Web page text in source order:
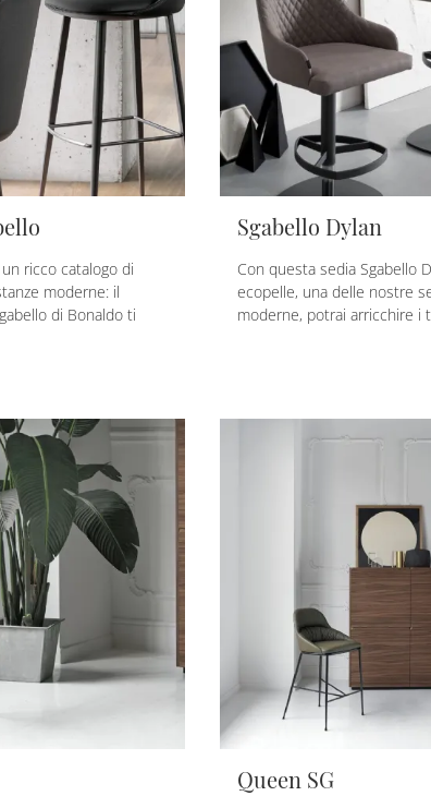
ricco catalogo di
moderne: il
di Bonaldo ti
Sgabello Dylan
Con questa sedia Sgabello
ecopelle, una delle nostre
moderne, potrai arricchire i
Queen SG